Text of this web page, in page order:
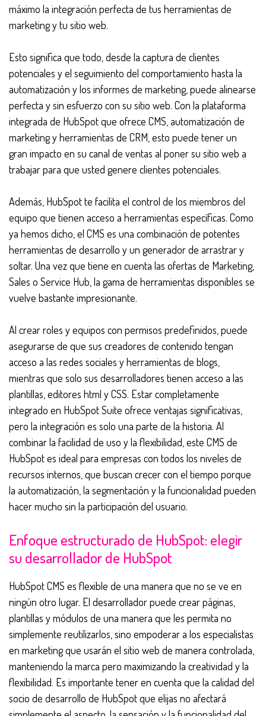
máximo la integración perfecta de tus herramientas de
marketing y tu sitio web.
Esto significa que todo, desde la captura de clientes
potenciales y el seguimiento del comportamiento hasta la
automatización y los informes de marketing, puede alinearse
perfecta y sin esfuerzo con su sitio web. Con la plataforma
integrada de HubSpot que ofrece CMS, automatización de
marketing y herramientas de CRM, esto puede tener un
gran impacto en su canal de ventas al poner su sitio web a
trabajar para que usted genere clientes potenciales.
Además, HubSpot te facilita el control de los miembros del
equipo que tienen acceso a herramientas específicas. Como
ya hemos dicho, el CMS es una combinación de potentes
herramientas de desarrollo y un generador de arrastrar y
soltar. Una vez que tiene en cuenta las ofertas de Marketing,
Sales o Service Hub, la gama de herramientas disponibles se
vuelve bastante impresionante.
Al crear roles y equipos con permisos predefinidos, puede
asegurarse de que sus creadores de contenido tengan
acceso a las redes sociales y herramientas de blogs,
mientras que solo sus desarrolladores tienen acceso a las
plantillas, editores html y CSS. Estar completamente
integrado en HubSpot Suite ofrece ventajas significativas,
pero la integración es solo una parte de la historia. Al
combinar la facilidad de uso y la flexibilidad, este CMS de
HubSpot es ideal para empresas con todos los niveles de
recursos internos, que buscan crecer con el tiempo porque
la automatización, la segmentación y la funcionalidad pueden
hacer mucho sin la participación del usuario.
Enfoque estructurado de HubSpot: elegir
su desarrollador de HubSpot
HubSpot CMS es flexible de una manera que no se ve en
ningún otro lugar. El desarrollador puede crear páginas,
plantillas y módulos de una manera que les permita no
simplemente reutilizarlos, sino empoderar a los especialistas
en marketing que usarán el sitio web de manera controlada,
manteniendo la marca pero maximizando la creatividad y la
flexibilidad. Es importante tener en cuenta que la calidad del
socio de desarrollo de HubSpot que elijas no afectará